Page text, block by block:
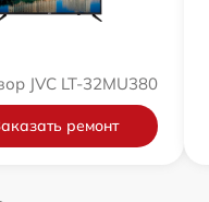
JVC LT-32MU380
ремонт